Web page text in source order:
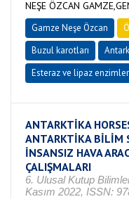
NEŞE ÖZCAN
Gamze Neşe Özcan
Buzul karotları
Esteraz ve lipaz
ANTARKTİKA
ANTARKTİKA BİLİM
İNSANSIZ HAVA
ÇALIŞMALARI
6. Ulusal Kutup
Kasım 2022, ISSN: